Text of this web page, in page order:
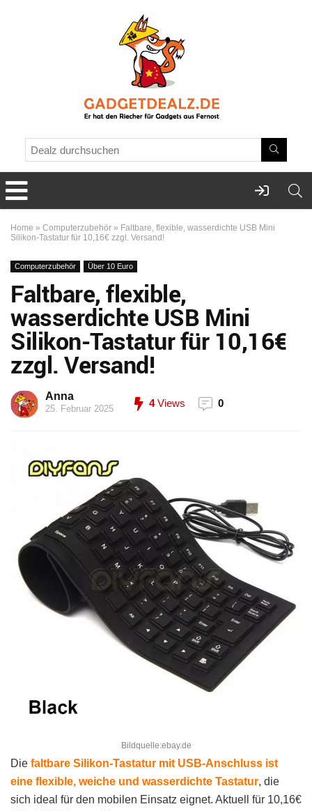
Home » Computerzubehör » Faltbare, flexible, wasserdichte USB Mini
Silikon-Tastatur für 10,16€ zzgl. Versand!
Computerzubehör Über 10 Euro
Faltbare, flexible,
wasserdichte USB Mini
Silikon-Tastatur für 10,16€
zzgl. Versand!
Anna
25. Februar 2025 4Views 0
Bildquelle:ebay.de
Die faltbare Silikon-Tastatur mit USB-Anschluss ist
eine flexible, weiche und wasserdichte Tastatur, die
sich ideal für den mobilen Einsatz eignet. Aktuell für 10,16€